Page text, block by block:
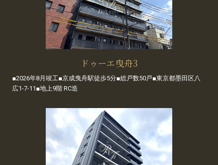
ドゥーエ曳舟3
■2026年8月竣工■京成曳舟駅徒歩5分■総戸数50戸■東京都墨田区八
広1-7-11■地上9階 RC造